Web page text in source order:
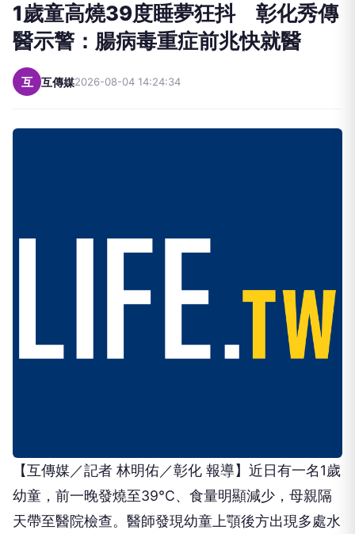
1歲童高燒39度睡夢狂抖 彰化秀傳
醫示警：腸病毒重症前兆快就醫
互 互傳媒2026-08-04 14:24:34
【互傳媒／記者 林明佑／彰化 報導】近日有一名1歲
幼童，前一晚發燒至39°C、食量明顯減少，母親隔
天帶至醫院檢查。醫師發現幼童上顎後方出現多處水